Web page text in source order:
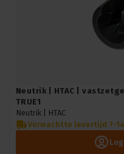
Neutrik | HTAC |
TRUE1
Neutrik |
HTAC
Verwachtte levertijd 7-